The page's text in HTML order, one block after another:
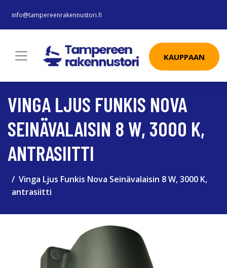
info@tampereenrakennustori.fi
KAUPPAAN
VINGA LJUS FUNKIS NOVA
SEINÄVALAISIN 8 W, 3000 K,
ANTRASIITTI
Vinga Ljus Funkis Nova Seinävalaisin 8 W, 3000 K,
antrasiitti